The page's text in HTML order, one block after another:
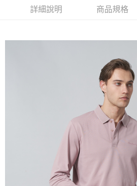
每筆NT$60，滿NT$1,200(含以上)免運費
每筆NT$60，滿NT$1,200(含以上)免運費
每筆NT$60，滿NT$1,200(含以上)免運費
每筆NT$60，滿NT$1,200(含以上)免運費
每筆NT$60，滿NT$1,200(含以上)免運費
每筆NT$80，滿NT$1,200(含以上)免運費
詳細說明 商品規格